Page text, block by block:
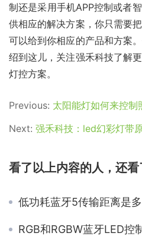
制还是采用手机APP控制或者
供相应的解决方案，你只需要
可以给到你相应的产品和方案
绍到这儿，关注强禾科技了解
灯控方案。
Previous: 太阳能灯如何来控制
Next: 强禾科技：led幻彩灯带
看了以上内容的人，还看
低功耗蓝牙5传输距离是多
RGB和RGBW蓝牙LED控